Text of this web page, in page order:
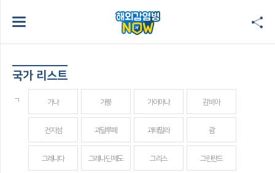
국가 리스트
ㄱ 가나 가봉 가이아나 감비아
건지섬 과달루페 과테말라 괌
그레나다 그레나딘 제도 그리스 그린란드